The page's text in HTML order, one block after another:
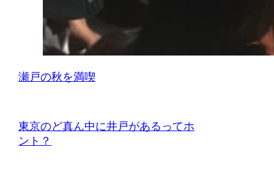
瀬戸の秋を満喫
東京のど真ん中に井戸があるってホ
ント？